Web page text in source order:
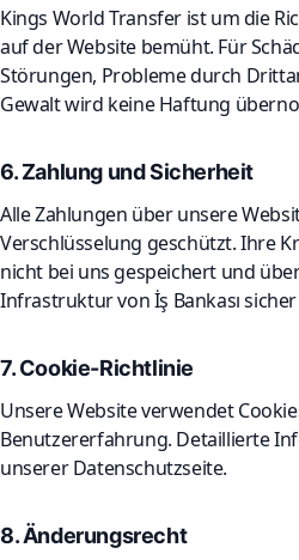
Kings World Transfer ist um die
auf der Website bemüht. Für
Störungen, Probleme durch
Gewalt wird keine Haftung
6. Zahlung und Sicherheit
Alle Zahlungen über unsere
Verschlüsselung geschützt. Ihre
nicht bei uns gespeichert und
Infrastruktur von İş Bankası
7. Cookie-Richtlinie
Unsere Website verwendet
Benutzererfahrung. Detaillierte
unserer Datenschutzseite.
8. Änderungsrecht